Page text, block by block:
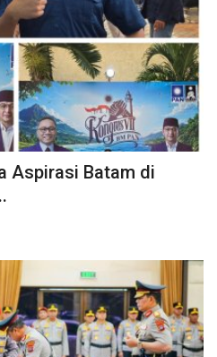
Aspirasi Batam di